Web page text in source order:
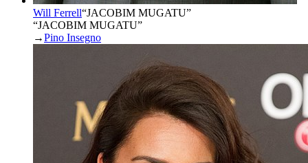
Will Ferrell“JACOBIM MUGATU”
“JACOBIM MUGATU”
→Pino Insegno